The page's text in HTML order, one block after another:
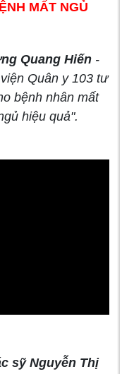
MẤT NGỦ
Quang Hiến-
Quân y 103 tư
bệnh nhân mất
hiệu quả".
sỹ Nguyễn Thị